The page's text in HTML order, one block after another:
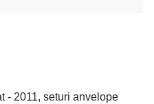
- 2011, seturi anvelope